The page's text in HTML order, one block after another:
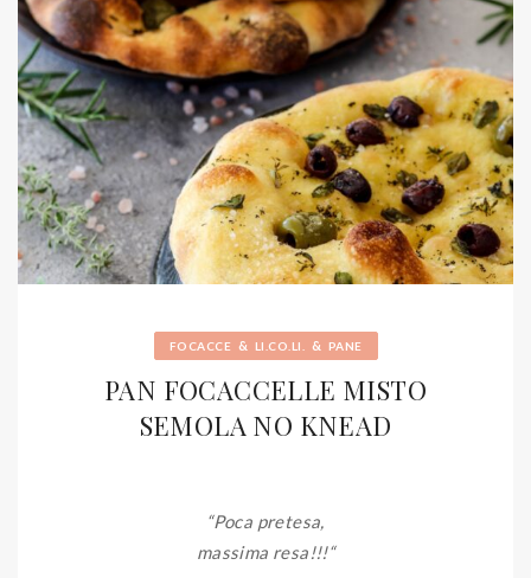
FOCACCE & LI.CO.LI. & PANE
PAN FOCACCELLE MISTO
SEMOLA NO KNEAD
“Poca pretesa,
massima resa!!!“